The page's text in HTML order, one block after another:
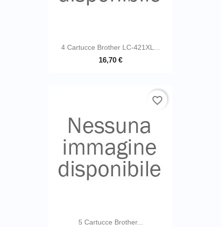
4 Cartucce Brother LC-421XL...
16,70 €
5 Cartucce Brother...
favorite_border